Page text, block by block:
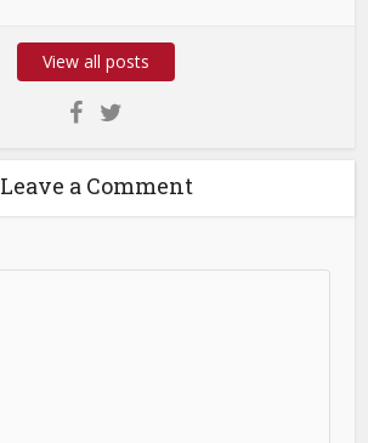
View all posts
Leave a Comment